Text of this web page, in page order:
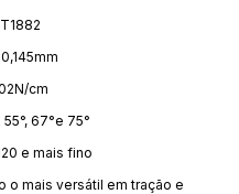
cm
67°e 75°
e mais fino
o mais versátil em tração e